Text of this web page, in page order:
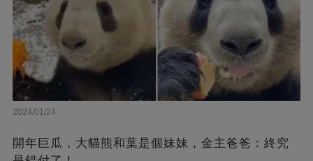
2024/01/24
開年巨瓜，大貓熊和葉是個妹妹，金主爸爸：終究